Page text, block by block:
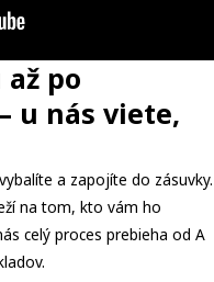
po
u nás viete,
a zapojíte do zásuvky.
na tom, kto vám ho
celý proces prebieha od A